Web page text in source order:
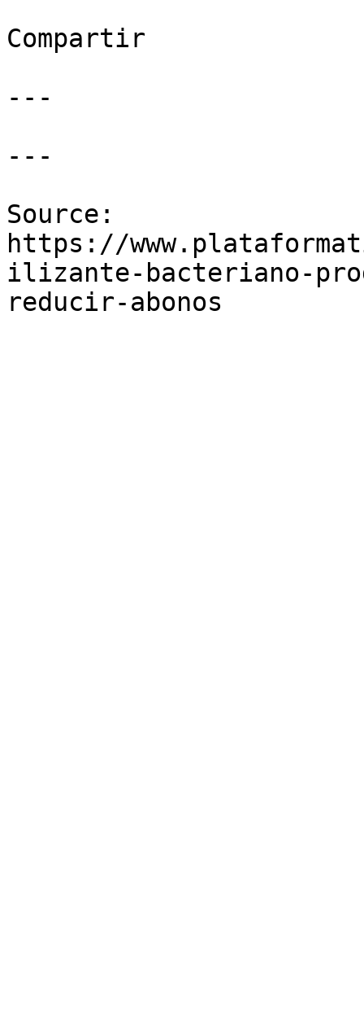
Compartir
---
---
Source:
https://
ilizante-bacteriano-